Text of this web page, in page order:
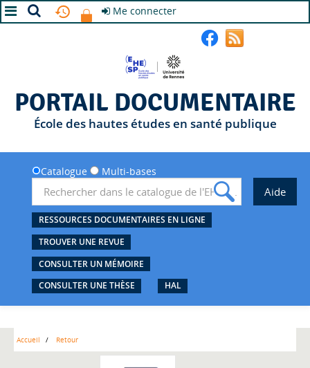
Me connecter
PORTAIL DOCUMENTAIRE
École des hautes études en santé publique
Catalogue Multi-bases
RESSOURCES DOCUMENTAIRES EN LIGNE
TROUVER UNE REVUE
CONSULTER UN MÉMOIRE
CONSULTER UNE THÈSE
HAL
Accueil Retour